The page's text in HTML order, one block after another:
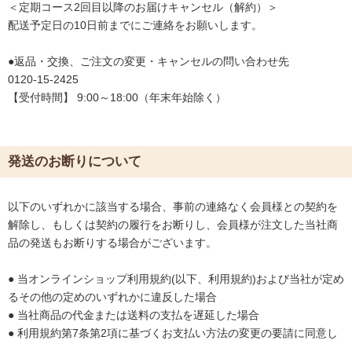
＜定期コース2回目以降のお届けキャンセル（解約）＞
配送予定日の10日前までにご連絡をお願いします。
●返品・交換、ご注文の変更・キャンセルの問い合わせ先
0120-15-2425
【受付時間】 9:00～18:00（年末年始除く）
発送のお断りについて
以下のいずれかに該当する場合、事前の連絡なく会員様との契約を
解除し、もしくは契約の履行をお断りし、会員様が注文した当社商
品の発送もお断りする場合がございます。
● 当オンラインショップ利用規約(以下、利用規約)および当社が定め
るその他の定めのいずれかに違反した場合
● 当社商品の代金または送料の支払を遅延した場合
● 利用規約第7条第2項に基づくお支払い方法の変更の要請に同意し